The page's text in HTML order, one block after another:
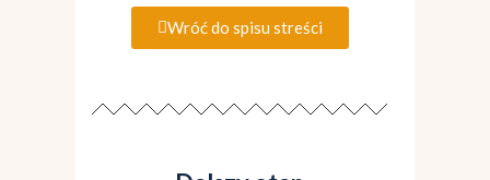
Wróć do spisu streści